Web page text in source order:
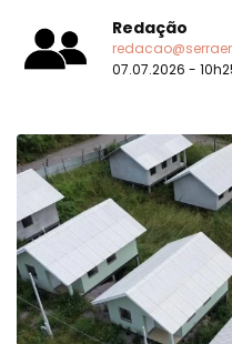
Redação
07.07.2026 -